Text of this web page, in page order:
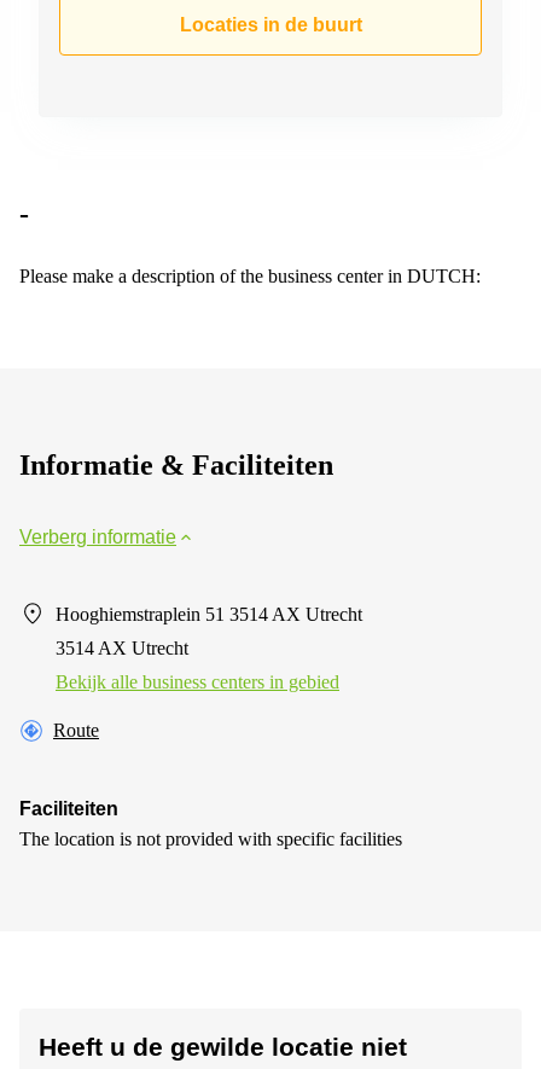
Kantoorruimte
Bedrijfsruimte
Locaties in de buurt
-
Please make a description of the business center in DUTCH:
Informatie & Faciliteiten
Verberg informatie
Hooghiemstraplein 51 3514 AX Utrecht
3514 AX Utrecht
Bekijk alle business centers in gebied
Route
Faciliteiten
The location is not provided with specific facilities
Heeft u de gewilde locatie niet